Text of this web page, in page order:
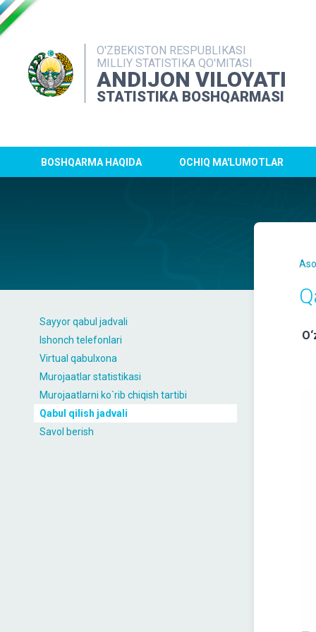
O'ZBEKISTON RESPUBLIKASI
MILLIY STATISTIKA QO'MITASI
ANDIJON VILOYATI
STATISTIKA BOSHQARMASI
BOSHQARMA HAQIDA OCHIQ MA'LUMOTLAR
Sayyor qabul jadvali
Ishonch telefonlari
Virtual qabulxona
Murojaatlar statistikasi
Murojaatlarni ko`rib chiqish tartibi
Qabul qilish jadvali
Savol berish